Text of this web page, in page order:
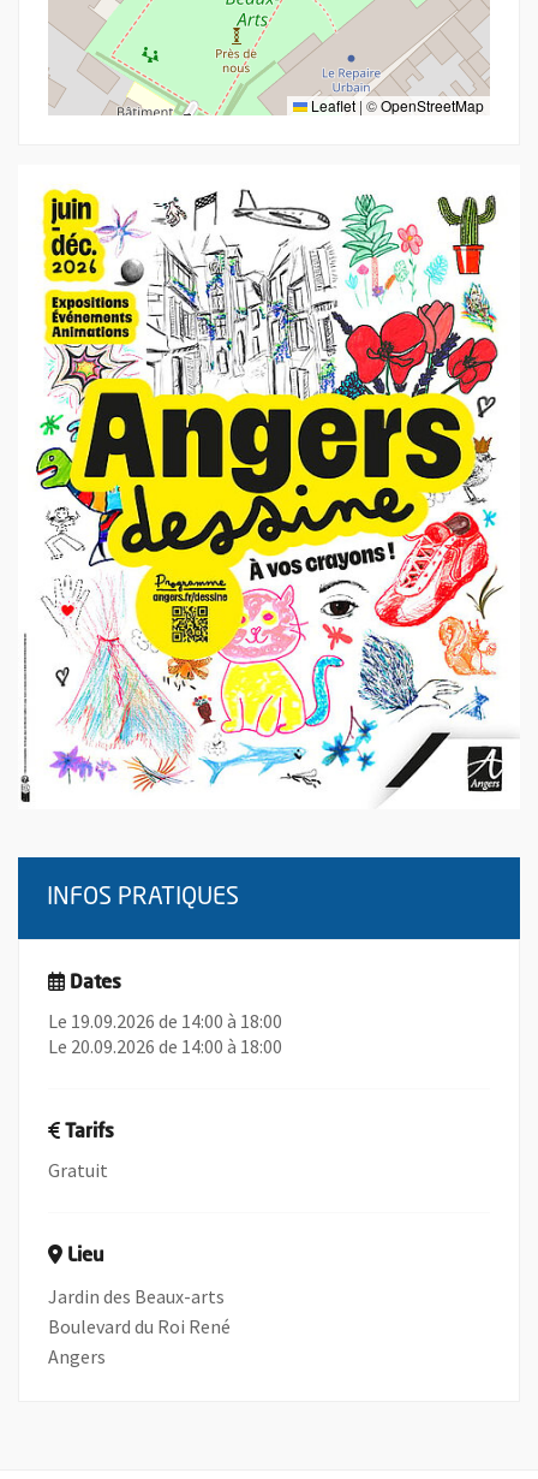
Leaflet | ©OpenStreetMap
INFOS PRATIQUES
Dates
Le 19.09.2026 de 14:00 à 18:00
Le 20.09.2026 de 14:00 à 18:00
Tarifs
Gratuit
Lieu
Jardin des Beaux-arts
Boulevard du Roi René
Angers